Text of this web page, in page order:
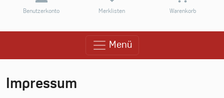
Benutzerkonto Merklisten Warenkorb
MenüMenü
Impressum